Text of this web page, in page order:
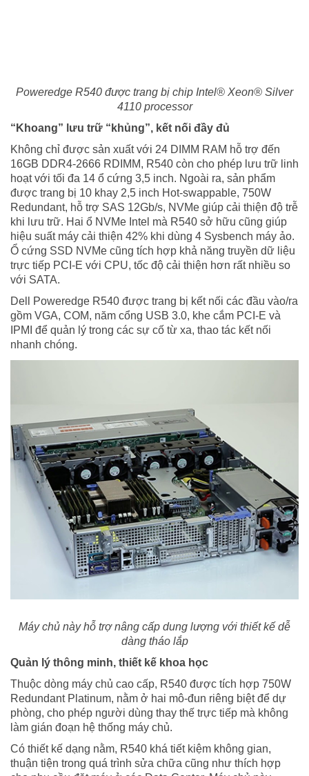
Poweredge R540 được trang bị chip Intel® Xeon® Silver
4110 processor
“Khoang” lưu trữ “khủng”, kết nối đầy đủ
Không chỉ được sản xuất với 24 DIMM RAM hỗ trợ đến
16GB DDR4-2666 RDIMM, R540 còn cho phép lưu trữ linh
hoạt với tối đa 14 ổ cứng 3,5 inch. Ngoài ra, sản phẩm
được trang bị 10 khay 2,5 inch Hot-swappable, 750W
Redundant, hỗ trợ SAS 12Gb/s, NVMe giúp cải thiện độ trễ
khi lưu trữ. Hai ổ NVMe Intel mà R540 sở hữu cũng giúp
hiệu suất máy cải thiện 42% khi dùng 4 Sysbench máy ảo.
Ổ cứng SSD NVMe cũng tích hợp khả năng truyền dữ liệu
trực tiếp PCI-E với CPU, tốc độ cải thiện hơn rất nhiều so
với SATA.
Dell Poweredge R540 được trang bị kết nối các đầu vào/ra
gồm VGA, COM, năm cổng USB 3.0, khe cắm PCI-E và
IPMI để quản lý trong các sự cố từ xa, thao tác kết nối
nhanh chóng.
Máy chủ này hỗ trợ nâng cấp dung lượng với thiết kế dễ
dàng tháo lắp
Quản lý thông minh, thiết kế khoa học
Thuộc dòng máy chủ cao cấp, R540 được tích hợp 750W
Redundant Platinum, nằm ở hai mô-đun riêng biệt để dự
phòng, cho phép người dùng thay thế trực tiếp mà không
làm gián đoạn hệ thống máy chủ.
Có thiết kế dạng nằm, R540 khá tiết kiệm không gian,
thuận tiện trong quá trình sửa chữa cũng như thích hợp